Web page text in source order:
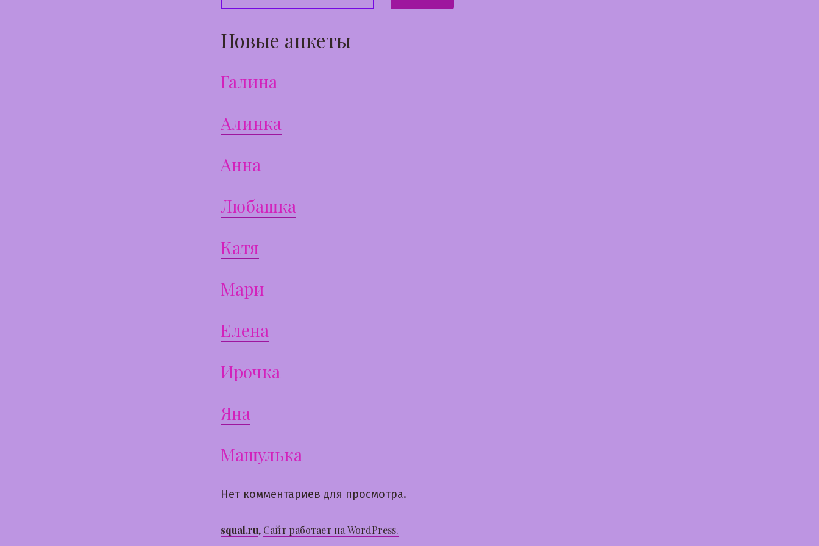
Новые анкеты
Галина
Алинка
Анна
Любашка
Катя
Мари
Елена
Ирочка
Яна
Машулька
Нет комментариев для просмотра.
squal.ru, Сайт работает на WordPress.